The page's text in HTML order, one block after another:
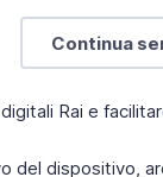
Continua
Rai e
del dispositivo,